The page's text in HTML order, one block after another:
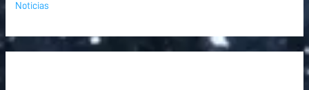
Noticias